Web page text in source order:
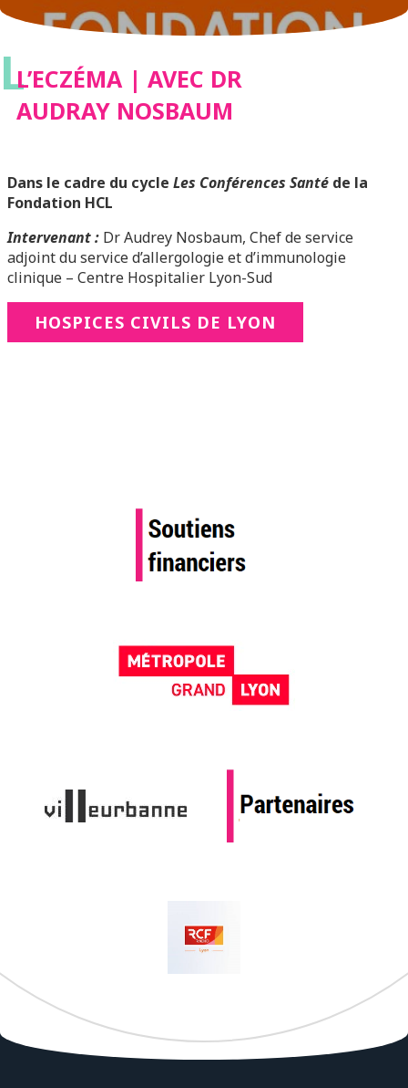
LL’ECZÉMA | AVEC DR
AUDRAY NOSBAUM
Dans le cadre du cycle Les Conférences Santé de la
Fondation HCL
Intervenant : Dr Audrey Nosbaum, Chef de service
adjoint du service d’allergologie et d’immunologie
clinique – Centre Hospitalier Lyon-Sud
HOSPICES CIVILS DE LYON